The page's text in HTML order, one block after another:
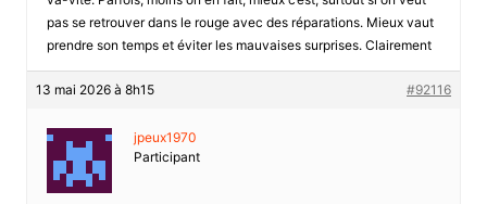
pas se retrouver dans le rouge avec des réparations. Mieux vaut
prendre son temps et éviter les mauvaises surprises. Clairement
13 mai 2026 à 8h15 #92116
jpeux1970
Participant